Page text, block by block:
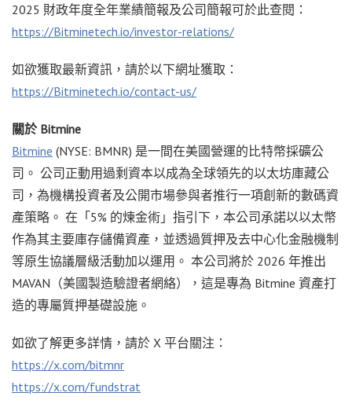
2025 財政年度全年業績簡報及公司簡報可於此查閱：
https://Bitminetech.io/investor-relations/
如欲獲取最新資訊，請於以下網址獲取：
https://Bitminetech.io/contact-us/
關於 Bitmine
Bitmine (NYSE: BMNR) 是一間在美國營運的比特幣採礦公
司。 公司正動用過剩資本以成為全球領先的以太坊庫藏公
司，為機構投資者及公開市場參與者推行一項創新的數碼資
產策略。 在「5% 的煉金術」指引下，本公司承諾以以太幣
作為其主要庫存儲備資產，並透過質押及去中心化金融機制
等原生協議層級活動加以運用。 本公司將於 2026 年推出
MAVAN（美國製造驗證者網絡），這是專為 Bitmine 資產打
造的專屬質押基礎設施。
如欲了解更多詳情，請於 X 平台關注：
https://x.com/bitmnr
https://x.com/fundstrat